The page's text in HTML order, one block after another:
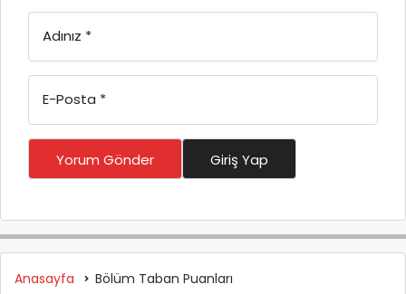
Adınız *
E-Posta *
Yorum Gönder Giriş Yap
Anasayfa Bölüm Taban Puanları